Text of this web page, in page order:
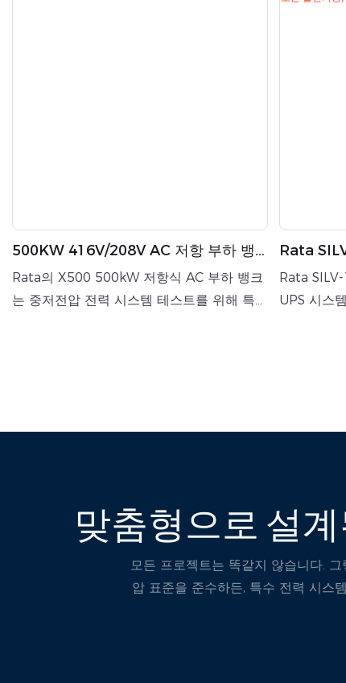
500KW 416V/208V AC 저항 부하 뱅
크 전력 테스트용
Rata의 X500 500kW 저항식 AC 부하 뱅크
는 중저전압 전력 시스템 테스트를 위해 특별
Rata
크 (휴대
Rata
UPS 시스
400Vac
맞춤형으로 설
모든 프로젝트는 똑같지 않습니다.
압 표준을 준수하든, 특수 전력 시스